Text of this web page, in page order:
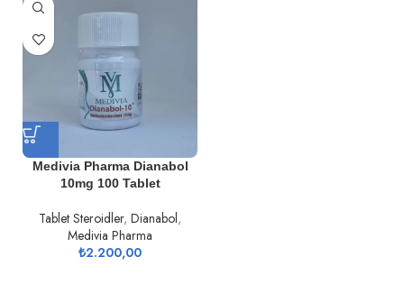
Medivia Pharma Dianabol
10mg 100 Tablet
Tablet Steroidler, Dianabol,
Medivia Pharma
₺2.200,00